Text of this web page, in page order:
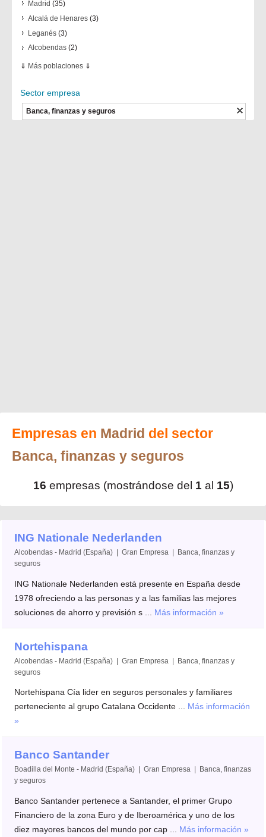
Madrid (35)
Alcalá de Henares(3)
Leganés(3)
Alcobendas(2)
⇓ Más poblaciones ⇓
Sector empresa
Banca, finanzas y seguros
Empresas en Madrid del sector
Banca, finanzas y seguros
16 empresas (mostrándose del 1 al 15)
ING Nationale Nederlanden
Alcobendas - Madrid (España) | Gran Empresa | Banca, finanzas y
seguros
ING Nationale Nederlanden está presente en España desde
1978 ofreciendo a las personas y a las familias las mejores
soluciones de ahorro y previsión s ... Más información »
Nortehispana
Alcobendas - Madrid (España) | Gran Empresa | Banca, finanzas y
seguros
Nortehispana Cía lider en seguros personales y familiares
perteneciente al grupo Catalana Occidente ... Más información
»
Banco Santander
Boadilla del Monte - Madrid (España) | Gran Empresa | Banca, finanzas
y seguros
Banco Santander pertenece a Santander, el primer Grupo
Financiero de la zona Euro y de Iberoamérica y uno de los
diez mayores bancos del mundo por cap ... Más información »